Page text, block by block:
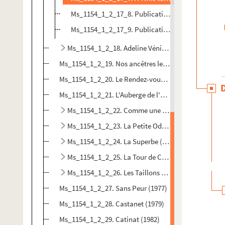
Ms_1154_1_2_17_8. Publication en collection
Ms_1154_1_2_17_9. Publication au Canada
Ms_1154_1_2_18. Adeline Vénician (1956)
Ms_1154_1_2_19. Nos ancêtres les Gaulois (1958)
Ms_1154_1_2_20. Le Rendez-vous des espérances
Ms_1154_1_2_21. L'Auberge de l'Abîme (édition de
Ms_1154_1_2_22. Comme une pierre qui tombe
Ms_1154_1_2_23. La Petite Odyssée (1965)
Ms_1154_1_2_24. La Superbe (1967)
Ms_1154_1_2_25. La Tour de Constance (1970)
Ms_1154_1_2_26. Les Taillons ou la terreur blanche
Ms_1154_1_2_27. Sans Peur (1977)
Ms_1154_1_2_28. Castanet (1979)
Ms_1154_1_2_29. Catinat (1982)